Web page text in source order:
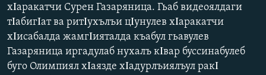
Все сайты РСЕ/РС
хΙаракатчи Сурен Газаряница. Гьаб видеоялдаги
тΙабигΙат ва ритΙухълъи цΙунулев хΙаракатчи
хΙисабалда жамгΙияталда къабул гьавулев
Газаряница иргадулаб нухалъ кΙвар буссинабулеб
буго Олимпиял хΙаязде хΙадурлъиялъул ракΙ